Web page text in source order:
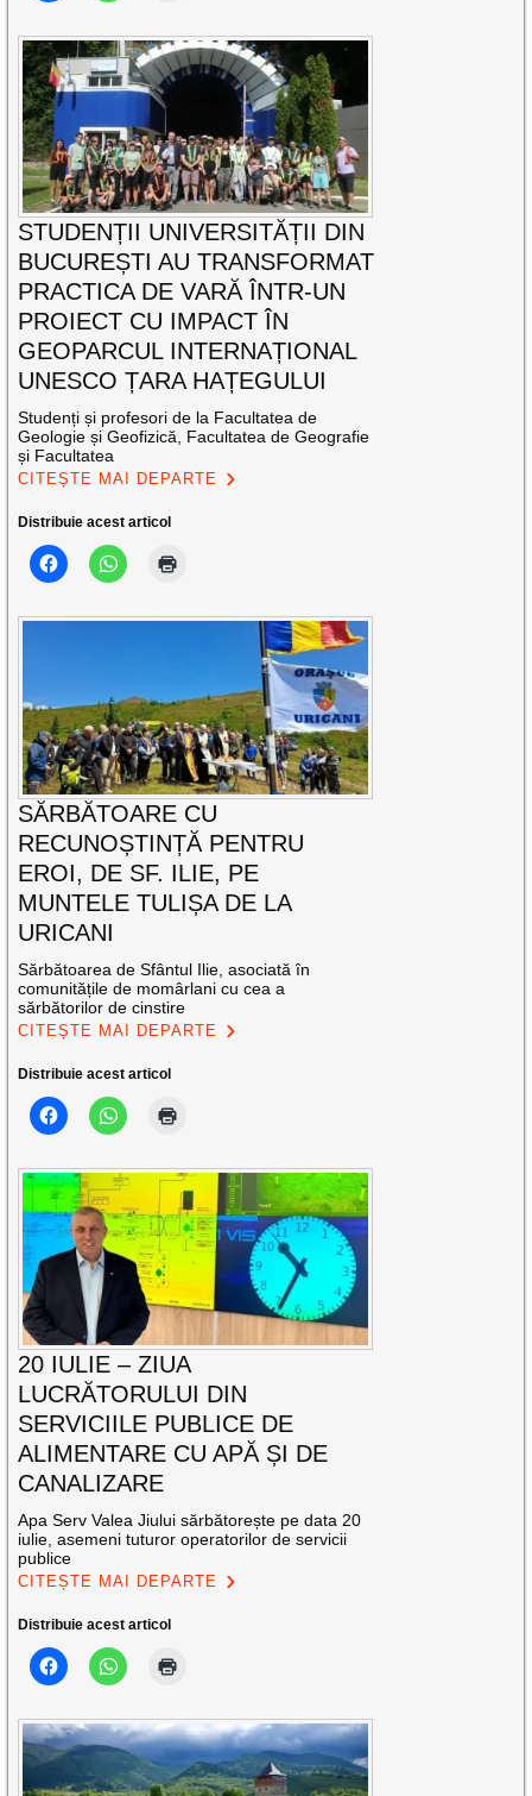
STUDENȚII UNIVERSITĂȚII DIN
BUCUREȘTI AU TRANSFORMAT
PRACTICA DE VARĂ ÎNTR-UN
PROIECT CU IMPACT ÎN
GEOPARCUL INTERNAȚIONAL
UNESCO ȚARA HAȚEGULUI
Studenți și profesori de la Facultatea de
Geologie și Geofizică, Facultatea de Geografie
și Facultatea
CITEȘTE MAI DEPARTE
Distribuie acest articol
SĂRBĂTOARE CU
RECUNOȘTINȚĂ PENTRU
EROI, DE SF. ILIE, PE
MUNTELE TULIȘA DE LA
URICANI
Sărbătoarea de Sfântul Ilie, asociată în
comunitățile de momârlani cu cea a
sărbătorilor de cinstire
CITEȘTE MAI DEPARTE
Distribuie acest articol
20 IULIE – ZIUA
LUCRĂTORULUI DIN
SERVICIILE PUBLICE DE
ALIMENTARE CU APĂ ȘI DE
CANALIZARE
Apa Serv Valea Jiului sărbătorește pe data 20
iulie, asemeni tuturor operatorilor de servicii
publice
CITEȘTE MAI DEPARTE
Distribuie acest articol